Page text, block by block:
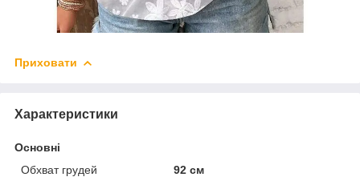
Приховати
Характеристики
Основні
Обхват грудей
92 см